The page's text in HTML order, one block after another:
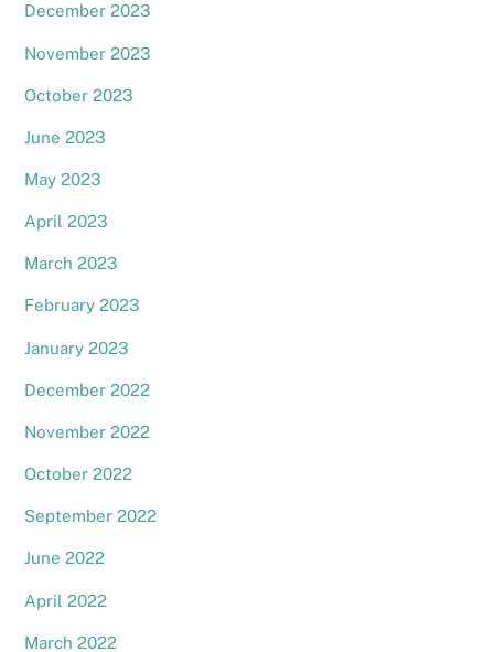
December 2023
November 2023
October 2023
June 2023
May 2023
April 2023
March 2023
February 2023
January 2023
December 2022
November 2022
October 2022
September 2022
June 2022
April 2022
March 2022